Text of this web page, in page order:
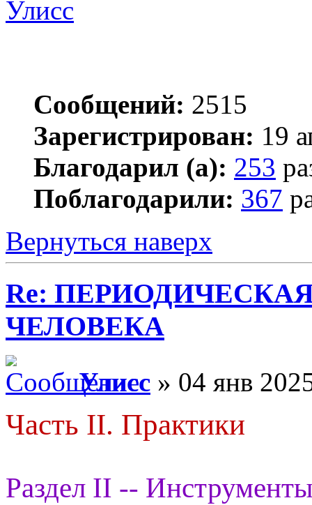
Улисс
Сообщений: 2515
Зарегистрирован: 19
Благодарил (а): 253
Поблагодарили: 367
Вернуться наверх
Re:
ЧЕЛОВЕКА
Улисс » 04 янв
Часть II. Практики
Раздел II --